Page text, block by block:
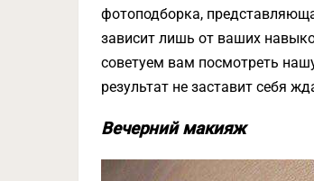
фотоподборка,
зависит лишь от ваших
советуем вам посмотреть
результат не заставит себя
Вечерний макияж